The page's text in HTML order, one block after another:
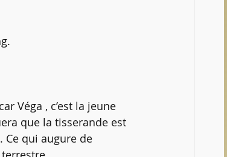
Véga , c’est la jeune
que la tisserande est
Ce qui augure de